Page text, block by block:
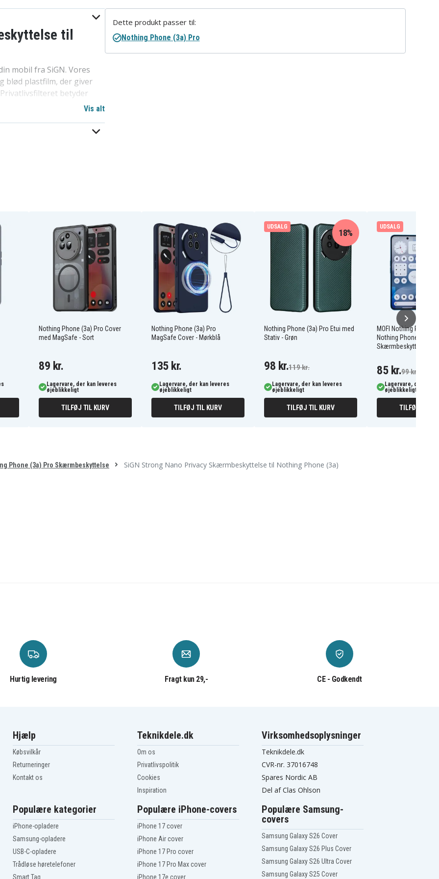
til
mobil fra SiGN. Vores
blød plastfilm, der giver
betyder
folk omkring dig i at
af materialer, der
knive, mønter og
konstruktion gør
der giver højere
er stødsikker
falder til jorden.
installation. Sammen
der hjælper dig med
dig også med at
Det
kan låse mobilen op
hverken touch eller
Vis alt
Dette produkt passer til:
Nothing Phone (3a) Pro
Nothing Phone (3a) Pro Cover
med MagSafe - Sort
89 kr.
Lagervare, der kan leveres
øjeblikkeligt
TILFØJ TIL KURV
Nothing Phone (3a) Pro
MagSafe Cover - Mørkblå
135 kr.
Lagervare, der kan leveres
øjeblikkeligt
TILFØJ TIL KURV
UDSALG
Nothing Phone (3a) Pro Etui med
Stativ - Grøn
18%
98 kr.119 kr.
Lagervare, der kan leveres
øjeblikkeligt
TILFØJ TIL KURV
UDSALG
MOFI Nothing Phone
Nothing Phone (3a)
Skærmbeskyttelse
85 kr.99 kr.
Lagervare, der kan
øjeblikkeligt
TILFØJ TIL
Phone (3a) Pro Skærmbeskyttelse SiGN Strong Nano Privacy Skærmbeskyttelse til Nothing Phone (3a)
Hurtig levering Fragt kun 29,- CE - Godkendt
Hjælp
Købsvilkår
Returneringer
Kontakt os
Teknikdele.dk
Om os
Privatlivspolitik
Cookies
Inspiration
Virksomhedsoplysninger
Teknikdele.dk
CVR-nr. 37016748
Spares Nordic AB
Del af Clas Ohlson
Populære kategorier
iPhone-opladere
Samsung-opladere
USB-C-opladere
Trådløse høretelefoner
Smart Tag
Populære iPhone-covers
iPhone 17 cover
iPhone Air cover
iPhone 17 Pro cover
iPhone 17 Pro Max cover
iPhone 17e cover
Populære Samsung-
covers
Samsung Galaxy S26 Cover
Samsung Galaxy S26 Plus Cover
Samsung Galaxy S26 Ultra Cover
Samsung Galaxy S25 Cover